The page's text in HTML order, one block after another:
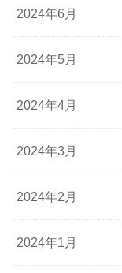
2024年6月
2024年5月
2024年4月
2024年3月
2024年2月
2024年1月